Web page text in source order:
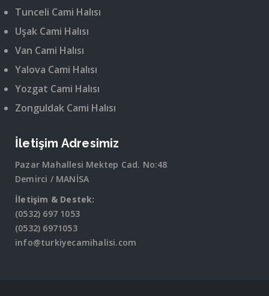
Tunceli Cami Halısı
Uşak Cami Halısı
Van Cami Halısı
Yalova Cami Halısı
Yozgat Cami Halısı
Zonguldak Cami Halısı
İletişim Adresimiz
Pazar Mahallesi Mektep Cad. No:48
Demirci / MANİSA
İletişim & Destek:
(0532) 697 1053
(0532) 6971053
info@turkiyecamihalisi.com